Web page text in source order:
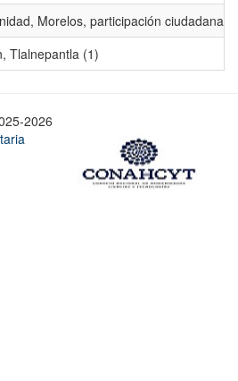
Morelos, participación
Tlalnepantla (1)
2026